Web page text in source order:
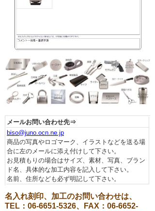
メールお問い合わせ先⇒
biso@juno.ocn.ne.jp
商品の写真やロゴマーク、イラストなどを送る場
合に左のメールに添え付けして下さい。
お見積もりの場合はサイズ、素材、写真、ブラン
ド名、具体的な加工内容を記入して下さい。
名前、住所なども必ず明記して下さい。
名入れ刻印、加工のお問い合わせは、
TEL：06-6651-5326、FAX：06-6652-